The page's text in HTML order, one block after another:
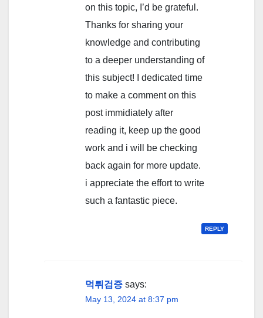
on this topic, I’d be grateful.
Thanks for sharing your
knowledge and contributing
to a deeper understanding of
this subject! I dedicated time
to make a comment on this
post immidiately after
reading it, keep up the good
work and i will be checking
back again for more update.
i appreciate the effort to write
such a fantastic piece.
REPLY
먹튀검증 says:
May 13, 2024 at 8:37 pm